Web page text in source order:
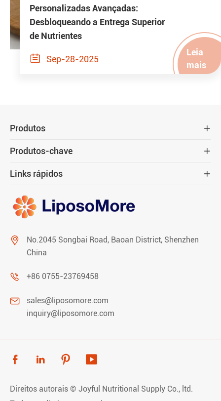
Personalizadas Avançadas:
Desbloqueando a Entrega Superior
de Nutrientes
 Sep-28-2025
Leia
mais
Produtos 
Produtos-chave 
Links rápidos 

No.2045 Songbai Road, Baoan District, Shenzhen
China
 +86 0755-23769458

sales@liposomore.com
inquiry@liposomore.com
   
Direitos autorais © Joyful Nutritional Supply Co., ltd.